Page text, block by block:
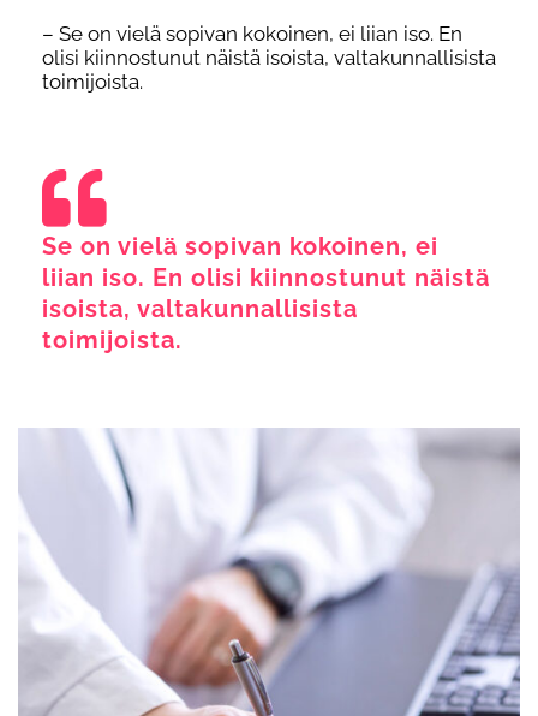
– Se on vielä sopivan kokoinen, ei liian iso. En
olisi kiinnostunut näistä isoista, valtakunnallisista
toimijoista.
Se on vielä sopivan kokoinen, ei
liian iso. En olisi kiinnostunut näistä
isoista, valtakunnallisista
toimijoista.